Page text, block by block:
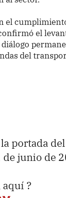
el
el
del
la portada
de junio de
?